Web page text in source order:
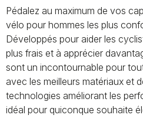
Pédalez au maximum de vos
vélo pour hommes les plus
Développés pour aider les
plus frais et à apprécier
sont un incontournable pour
avec les meilleurs matériaux et
technologies améliorant les
idéal pour quiconque souhaite